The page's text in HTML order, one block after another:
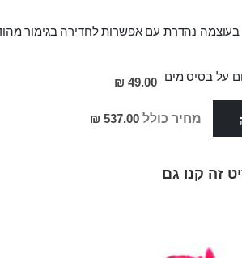
על בסיס מים
49.00 ₪
מחיר כולל 537.00 ₪
זה קנו גם